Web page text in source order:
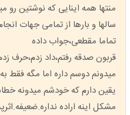
منتها همه اینایی که نوشتین
سالها و بارها از تمامی جهات
تماما مقطعی،جواب داده
قربون صدقه رفتم،داد زدم،حرف
میدونم دوسم داره اما مگه فقط
یقین دارم که خودشم میدونه
مشکل اینه اراده